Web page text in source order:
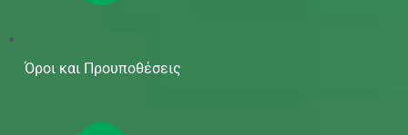
Όροι και Προυποθέσεις